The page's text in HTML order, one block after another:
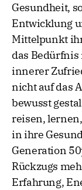
Gesundheit,
Entwicklung
Mittelpunkt
das
innerer
nicht auf das
bewusst
reisen,
in ihre
Generation
Rückzugs
Erfahrung,